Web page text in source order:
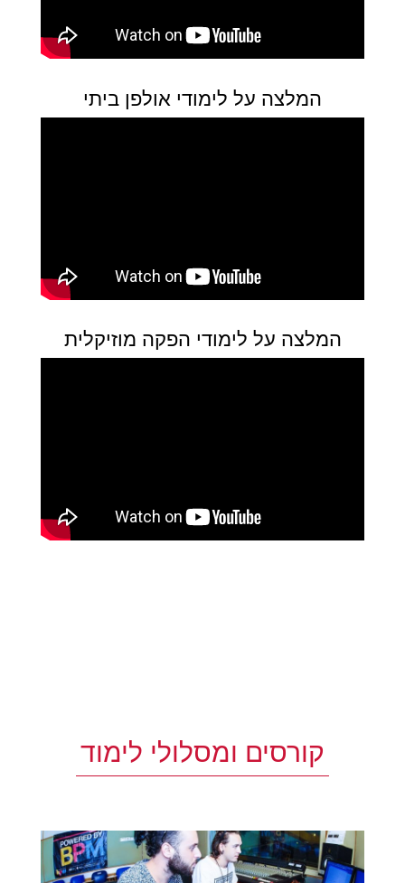
המלצה על לימודי אולפן ביתי
המלצה על לימודי הפקה מוזיקלית
קורסים ומסלולי לימוד